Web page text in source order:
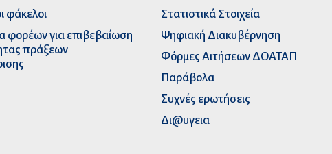
φάκελοι
φορέων για επιβεβαίωση
πράξεων
Στατιστικά Στοιχεία
Ψηφιακή Διακυβέρνηση
Φόρμες Αιτήσεων ΔΟΑΤΑΠ
Παράβολα
Συχνές ερωτήσεις
Δι@υγεια